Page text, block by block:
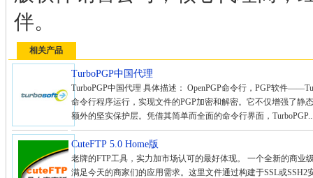
伴。
相关产品
TurboPGP中国代理
TurboPGP中国代理 具体描述： OpenPGP命令行，PGP软件
命令行程序运行，实现文件的PGP加密和解密。它不仅增强了静
额外的坚实保护层。凭借其简单而全面的命令行界面，
CuteFTP 5.0 Home版
老牌的FTP工具，实力加市场认可的最好体现。 一个全新的商业
满足今天的商家们的应用需求。这里文件通过构建于SSL或